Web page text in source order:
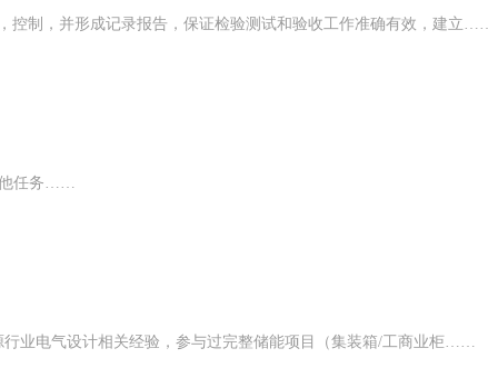
控制，并形成记录报告，保证检验测试和验收工作准确有效，建立……
任务……
业电气设计相关经验，参与过完整储能项目（集装箱/工商业柜……